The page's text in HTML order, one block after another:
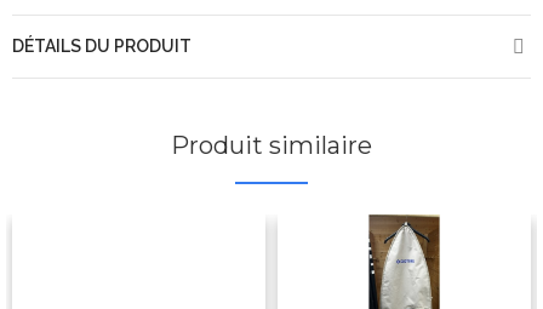
DÉTAILS DU PRODUIT
Produit similaire